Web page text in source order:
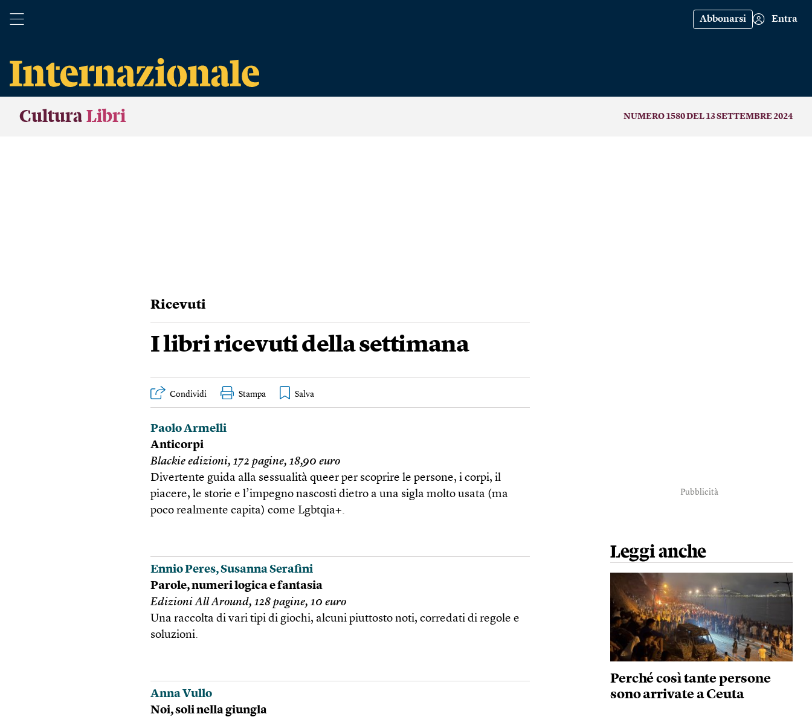
Abbonarsi Entra
Cultura Libri NUMERO 1580 DEL 13 SETTEMBRE 2024
Ricevuti
I libri ricevuti della settimana
Condividi Stampa
Paolo Armelli
Anticorpi
Blackie edizioni, 172 pagine, 18,90 euro
Divertente guida alla sessualità queer per scoprire le persone, i corpi, il
piacere, le storie e l’impegno nascosti dietro a una sigla molto usata (ma
poco realmente capita) come Lgbtqia+.
Ennio Peres, Susanna Serafini
Parole, numeri logica e fantasia
Edizioni All Around, 128 pagine, 10 euro
Una raccolta di vari tipi di giochi, alcuni piuttosto noti, corredati di regole e
soluzioni.
Anna Vullo
Noi, soli nella giungla
Pubblicità
Leggi anche
Perché così tante persone
sono arrivate a Ceuta